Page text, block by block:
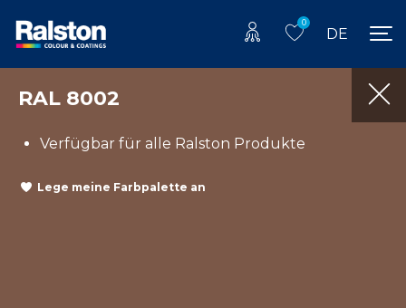
0
DE
RAL 8002
Verfügbar für alle Ralston Produkte
Lege meine Farbpalette an